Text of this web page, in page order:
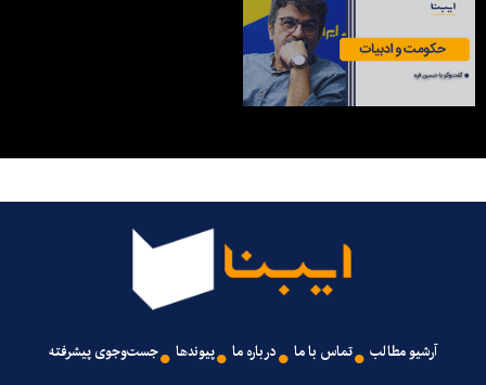
آرشیو مطالب تماس با ما درباره ما پیوندها جست‌وجوی پیشرفته